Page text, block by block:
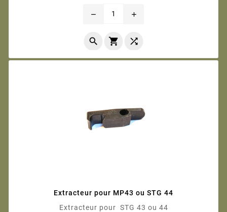
remove add
  
Extracteur pour MP43 ou STG 44
Extracteur pour STG 43 ou 44